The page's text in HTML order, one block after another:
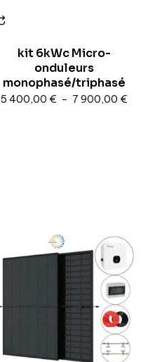
kit 6kWc Micro-
onduleurs
monophasé/triphasé
5 400,00 € – 7 900,00 €